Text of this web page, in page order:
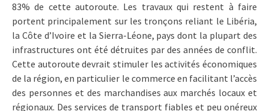
83% de cette autoroute. Les travaux qui restent à faire
portent principalement sur les tronçons reliant le Libéria,
la Côte d’Ivoire et la Sierra-Léone, pays dont la plupart des
infrastructures ont été détruites par des années de conflit.
Cette autoroute devrait stimuler les activités économiques
de la région, en particulier le commerce en facilitant l’accès
des personnes et des marchandises aux marchés locaux et
régionaux. Des services de transport fiables et peu onéreux